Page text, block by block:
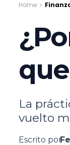
Home
La
vuelto
Escrito por